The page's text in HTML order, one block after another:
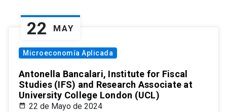
22 MAY
Microeconomía Aplicada
Antonella Bancalari, Institute for Fiscal
Studies (IFS) and Research Associate at
University College London (UCL)
22 de Mayo de 2024